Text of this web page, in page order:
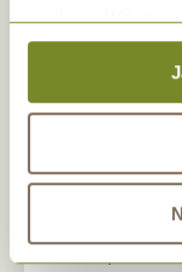
cookies. Wij
altijd mogelijk om
onze gasten nog
over het gebruik
worden
de worm
wordt het
Een
lindes